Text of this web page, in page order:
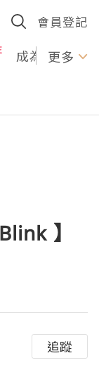
會員登記
成為U更多
】
追蹤